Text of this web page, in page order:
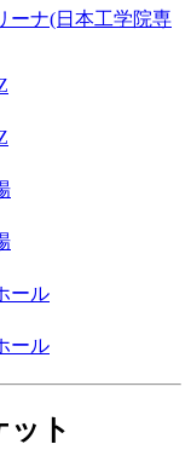
ーナ(日本工学院専
ール
ール
ット